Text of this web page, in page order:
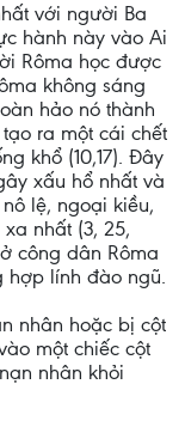
với người Ba
hành này vào Ai
Rôma học được
không sáng
hảo nó thành
ra một cái chết
khổ (10,17). Đây
xấu hổ nhất và
lệ, ngoại kiều,
nhất (3, 25,
công dân Rôma
hợp lính đào ngũ.
nhân hoặc bị cột
một chiếc cột
nhân khỏi